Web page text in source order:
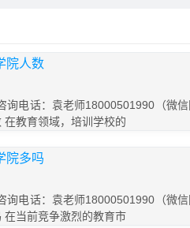
院人数
询电话：袁老师18000501990（微
教育领域，培训学校的
院多吗
询电话：袁老师18000501990（微
当前竞争激烈的教育市